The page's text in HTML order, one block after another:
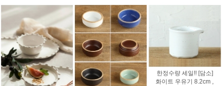
한정수량 세일!! [담소]
화이트 우유기 8.2cm ,